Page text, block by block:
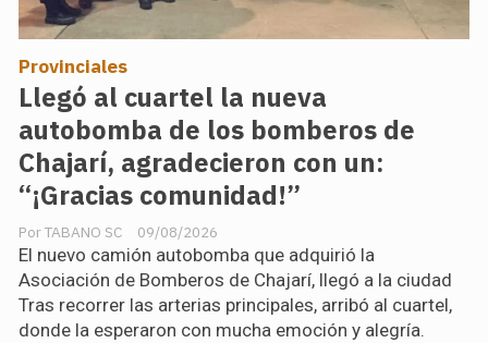
Llegó al cuartel la nueva
autobomba de los bomberos de
Chajarí, agradecieron con un:
“¡Gracias comunidad!”
TABANO SC
Provinciales
09/08/2026
El nuevo camión autobomba que adquirió la
Asociación de Bomberos de Chajarí, llegó a la ciudad
Tras recorrer las arterias principales, arribó al cuartel,
donde la esperaron con mucha emoción y alegría.